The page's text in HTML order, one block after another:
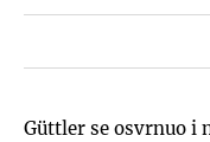
Güttler se osvrnuo i